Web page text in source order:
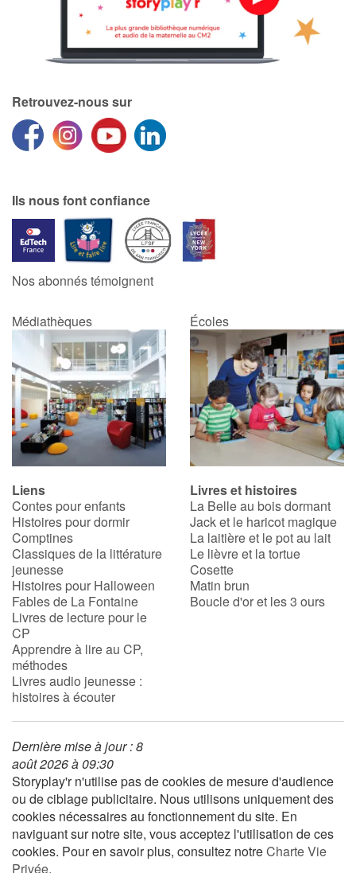
Retrouvez-nous sur
Ils nous font confiance
Nos abonnés témoignent
Médiathèques Écoles
Liens
Contes pour enfants
Histoires pour dormir
Comptines
Classiques de la littérature
jeunesse
Histoires pour Halloween
Fables de La Fontaine
Livres de lecture pour le
CP
Apprendre à lire au CP,
méthodes
Livres audio jeunesse :
histoires à écouter
Livres et histoires
La Belle au bois dormant
Jack et le haricot magique
La laitière et le pot au lait
Le lièvre et la tortue
Cosette
Matin brun
Boucle d'or et les 3 ours
Dernière mise à jour : 8
août 2026 à 09:30
Storyplay'r n'utilise pas de cookies de mesure d'audience
ou de ciblage publicitaire. Nous utilisons uniquement des
cookies nécessaires au fonctionnement du site. En
naviguant sur notre site, vous acceptez l'utilisation de ces
cookies. Pour en savoir plus, consultez notreCharte Vie
Privée.